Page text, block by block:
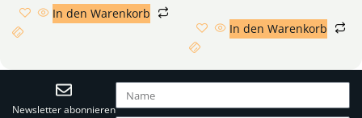
In den Warenkorb
In den Warenkorb
Newsletter abonnieren